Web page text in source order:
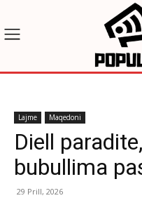
Lajme Maqedoni
Diell
bubullima
29 Prill, 2026